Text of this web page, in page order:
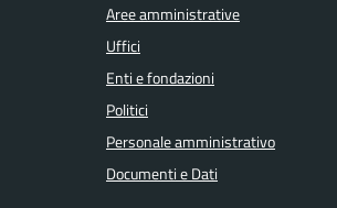
Aree amministrative
Uffici
Enti e fondazioni
Politici
Personale amministrativo
Documenti e Dati